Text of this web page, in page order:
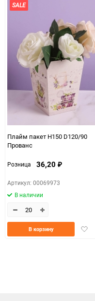
Количество в коробке
Единица измерения
SALE
Плайм пакет H150 D120/90
Прованс
Розница 36,20 ₽
Артикул: 00069973
В наличии
В корзину